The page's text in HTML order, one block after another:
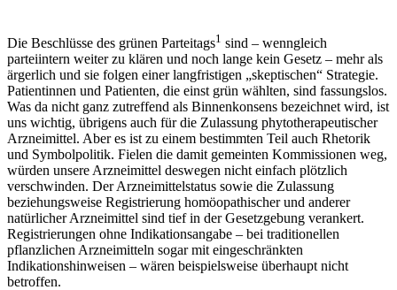
Die Beschlüsse des grünen Parteitags1 sind – wenngleich
parteiintern weiter zu klären und noch lange kein Gesetz – mehr als
ärgerlich und sie folgen einer langfristigen „skeptischen“ Strategie.
Patientinnen und Patienten, die einst grün wählten, sind fassungslos.
Was da nicht ganz zutreffend als Binnenkonsens bezeichnet wird, ist
uns wichtig, übrigens auch für die Zulassung phytotherapeutischer
Arzneimittel. Aber es ist zu einem bestimmten Teil auch Rhetorik
und Symbolpolitik. Fielen die damit gemeinten Kommissionen weg,
würden unsere Arzneimittel deswegen nicht einfach plötzlich
verschwinden. Der Arzneimittelstatus sowie die Zulassung
beziehungsweise Registrierung homöopathischer und anderer
natürlicher Arzneimittel sind tief in der Gesetzgebung verankert.
Registrierungen ohne Indikationsangabe – bei traditionellen
pflanzlichen Arzneimitteln sogar mit eingeschränkten
Indikationshinweisen – wären beispielsweise überhaupt nicht
betroffen.